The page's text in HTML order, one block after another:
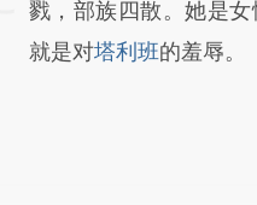
戮，部族四散。她是
就是对塔利班的羞辱。